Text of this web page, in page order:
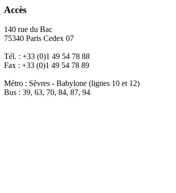
Accès
140 rue du Bac
75340 Paris Cedex 07
Tél. : +33 (0)1 49 54 78 88
Fax : +33 (0)1 49 54 78 89
Métro : Sèvres - Babylone (lignes 10 et 12)
Bus : 39, 63, 70, 84, 87, 94